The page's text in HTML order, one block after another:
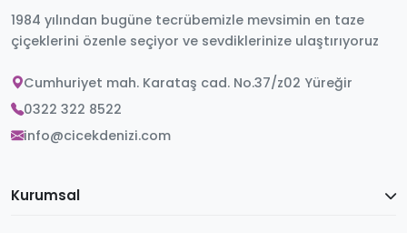
1984 yılından bugüne tecrübemizle mevsimin en taze
çiçeklerini özenle seçiyor ve sevdiklerinize ulaştırıyoruz
Cumhuriyet mah. Karataş cad. No.37/z02 Yüreğir
0322 322 8522
info@cicekdenizi.com
Kurumsal